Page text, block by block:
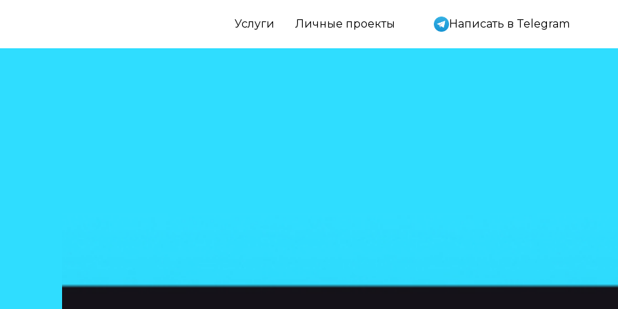
Услуги Личные проекты Написать в Telegram